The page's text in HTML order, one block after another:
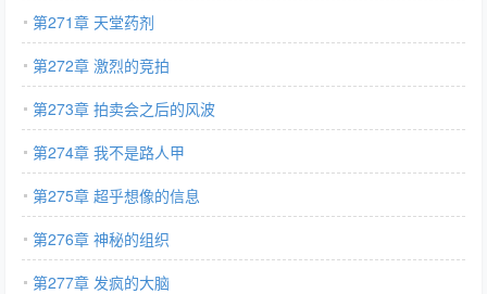
第271章 天堂药剂
第272章 激烈的竞拍
第273章 拍卖会之后的风波
第274章 我不是路人甲
第275章 超乎想像的信息
第276章 神秘的组织
第277章 发疯的大脑